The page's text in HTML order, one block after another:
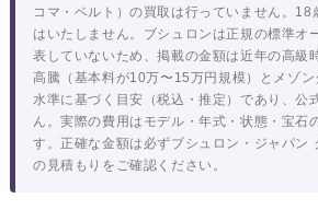
コマ・ベルト）の買取は行っていません。18
はいたしません。ブシュロンは正規の標準オ
表していないため、掲載の金額は近年の高級
高騰（基本料が10万〜15万円規模）とメゾ
水準に基づく目安（税込・推定）であり、公
ん。実際の費用はモデル・年式・状態・宝石
す。正確な金額は必ずブシュロン・ジャパン
の見積もりをご確認ください。